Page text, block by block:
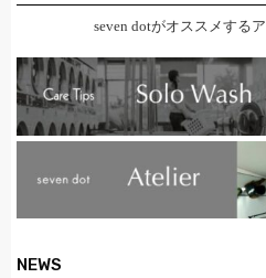
seven dotがオススメする
NEWS